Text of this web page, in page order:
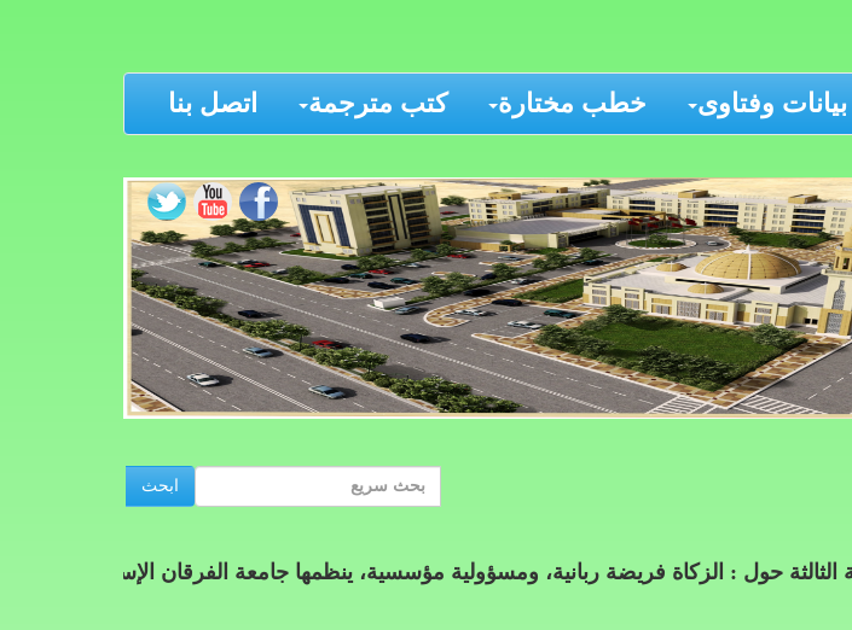
بيانات وفتاوى خطب مختارة كتب مترجمة اتصل بنا
ابحث
فريضة ربانية، ومسؤولية مؤسسية، ينظمها جامعة الفرقان الإسلامية بالتعاون مع مؤسسة